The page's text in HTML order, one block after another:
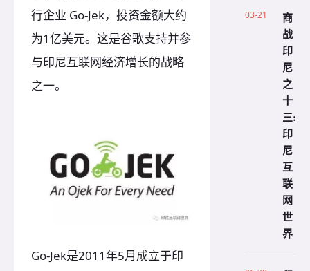
行企业 Go-Jek，投资金额大约
为1亿美元。这是谷歌支持并参
与印尼互联网经济增长的战略
之一。
Go-Jek是2011年5月成立于印
03-21
商
战
印
尼
之
十
三:
印
尼
互
联
网
世
界